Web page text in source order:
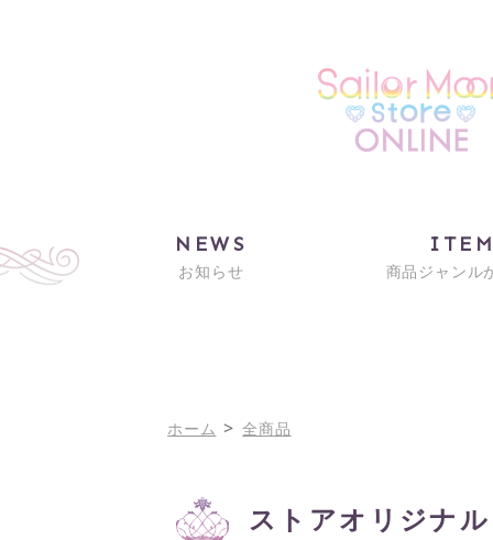
NEWS
お知らせ 商品ジャンル
ホーム > 全商品
ストアオリジナ